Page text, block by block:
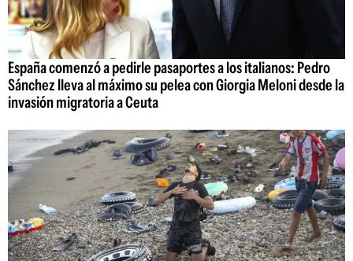
España comenzó a pedirle pasaportes a los italianos: Pedro
Sánchez lleva al máximo su pelea con Giorgia Meloni desde la
invasión migratoria a Ceuta